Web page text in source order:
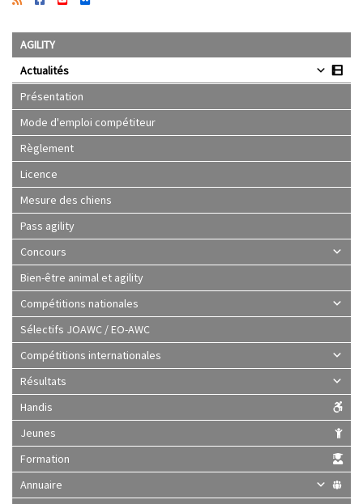
AGILITY
Actualités
Présentation
Mode d'emploi compétiteur
Règlement
Licence
Mesure des chiens
Pass agility
Concours
Bien-être animal et agility
Compétitions nationales
Sélectifs JOAWC / EO-AWC
Compétitions internationales
Résultats
Handis
Jeunes
Formation
Annuaire